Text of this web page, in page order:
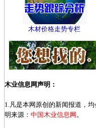
木材价格走势专栏
木业信息网声明：
1.凡是本网原创的新闻报道，
明来源： 中国木业信息网 。